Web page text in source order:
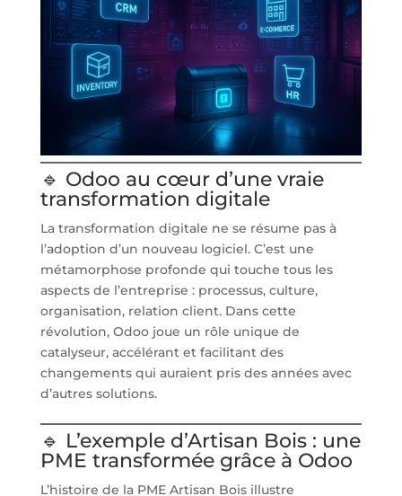
🔹 Odoo au cœur d’une vraie
transformation digitale
La transformation digitale ne se résume pas à
l’adoption d’un nouveau logiciel. C’est une
métamorphose profonde qui touche tous les
aspects de l’entreprise : processus, culture,
organisation, relation client. Dans cette
révolution, Odoo joue un rôle unique de
catalyseur, accélérant et facilitant des
changements qui auraient pris des années avec
d’autres solutions.
🔹 L’exemple d’Artisan Bois : une
PME transformée grâce à Odoo
L’histoire de la PME Artisan Bois illustre